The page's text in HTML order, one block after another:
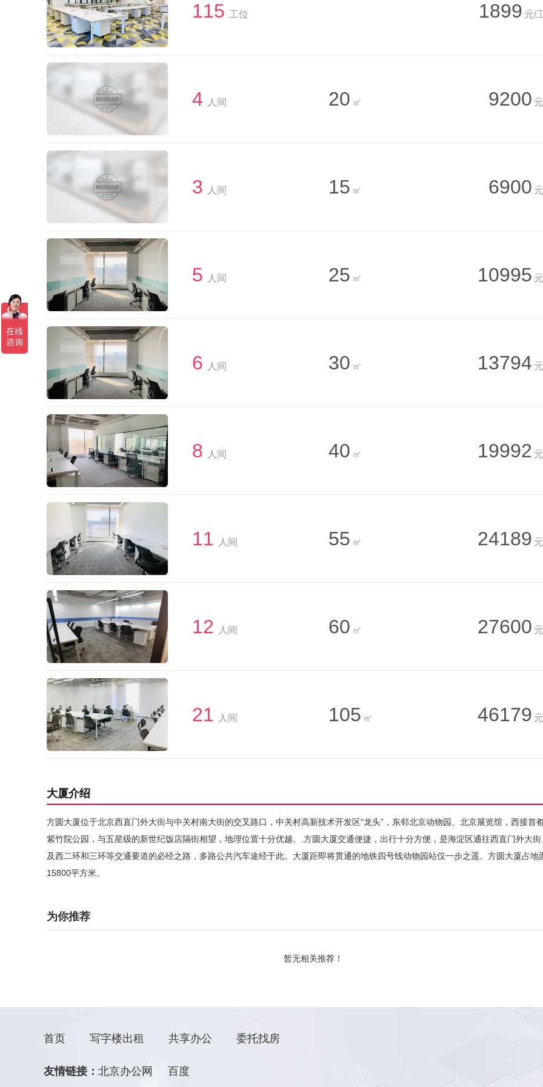
115 工位 1899 元/
4 人间 20 ㎡ 9200
3 人间 15 ㎡ 6900
5 人间 25 ㎡ 10995
6 人间 30 ㎡ 13794
8 人间 40 ㎡ 19992
11 人间 55 ㎡ 24189
12 人间 60 ㎡ 27600
21 人间 105 ㎡ 46179
大厦介绍
方圆大厦位于北京西直门外大街与中关村南大街的交叉路口，中关村高新技术开发区“龙头”，东邻北京动物园、北京展览馆，西接首都
紫竹院公园，与五星级的新世纪饭店隔街相望，地理位置十分优越。.方圆大厦交通便捷，出行十分方便，是海淀区通往西直门外大
及西二环和三环等交通要道的必经之路，多路公共汽车途经于此。大厦距即将贯通的地铁四号线动物园站仅一步之遥。方圆大厦占地
15800平方米。
为你推荐
暂无相关推荐！
首页 写字楼出租 共享办公 委托找房
友情链接： 北京办公网 百度